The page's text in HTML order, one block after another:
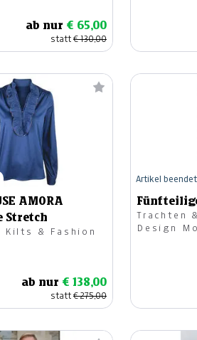
ab nur € 65,00
statt€ 130,00
AMORA
Stretch
ab nur € 138,00
statt€ 275,00
Trachten
Design
Artikel beendet